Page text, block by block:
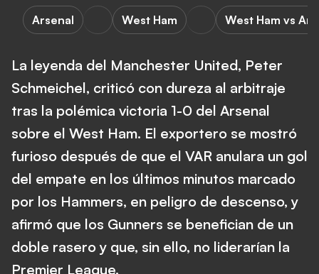
Arsenal West Ham West Ham vs
La leyenda del Manchester United, Peter
Schmeichel, criticó con dureza al arbitraje
tras la polémica victoria 1-0 del Arsenal
sobre el West Ham. El exportero se mostró
furioso después de que el VAR anulara un gol
del empate en los últimos minutos marcado
por los Hammers, en peligro de descenso, y
afirmó que los Gunners se benefician de un
doble rasero y que, sin ello, no liderarían la
Premier League.